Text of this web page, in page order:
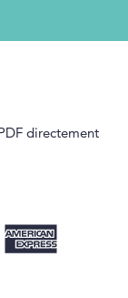
directement